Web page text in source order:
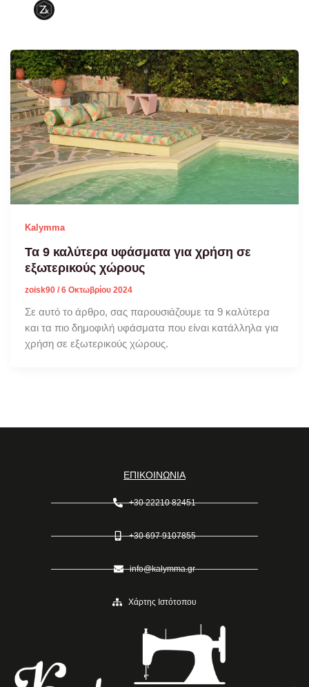
Kalymma
Τα 9 καλύτερα υφάσματα για χρήση σε
εξωτερικούς χώρους
zoisk90/6 Οκτωβρίου 2024
Σε αυτό το άρθρο, σας παρουσιάζουμε τα 9 καλύτερα
και τα πιο δημοφιλή υφάσματα που είναι κατάλληλα για
χρήση σε εξωτερικούς χώρους.
ΕΠΙΚΟΙΝΩΝΙΑ
+30 22210 82451
+30 697 9107855
info@kalymma.gr
Χάρτης Ιστότοπου